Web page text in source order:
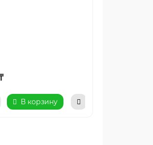
В корзину